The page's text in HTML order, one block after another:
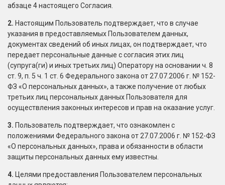
абзаце 4 настоящего Согласия.
2. Настоящим Пользователь подтверждает, что в случае
указания в предоставляемых Пользователем данных,
документах сведений об иных лицах, он подтверждает, что
передает персональные данные с согласия этих лиц
(супруга(ги) и иных третьих лиц) Оператору на основании ч. 8
ст. 9, п. 5 ч. 1 ст. 6 Федерального закона от 27.07.2006 г. № 152-
ФЗ «О персональных данных», а также получение от любых
третьих лиц персональных данных Пользователя для
осуществления законных интересов и прав на оказание услуг.
3. Пользователь подтверждает, что ознакомлен с
положениями Федерального закона от 27.07.2006 г. № 152-ФЗ
«О персональных данных», права и обязанности в области
защиты персональных данных ему известны.
4. Целями предоставления Пользователем персональных